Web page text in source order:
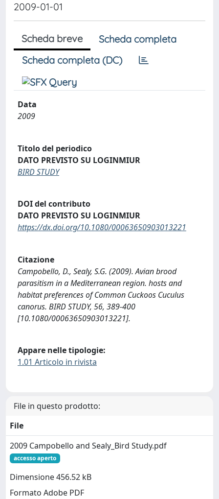
2009-01-01
Scheda breve
Scheda completa
Scheda completa (DC)
Data
2009
Titolo del periodico
DATO PREVISTO SU LOGINMIUR
BIRD STUDY
DOI del contributo
DATO PREVISTO SU LOGINMIUR
https://dx.doi.org/10.1080/00063650903013221
Citazione
Campobello, D., Sealy, S.G. (2009). Avian brood
parasitism in a Mediterranean region. hosts and
habitat preferences of Common Cuckoos Cuculus
canorus. BIRD STUDY, 56, 389-400
[10.1080/00063650903013221].
Appare nelle tipologie:
1.01 Articolo in rivista
File in questo prodotto:
File
2009 Campobello and Sealy_Bird Study.pdf
accesso aperto
Dimensione 456.52 kB
Formato Adobe PDF